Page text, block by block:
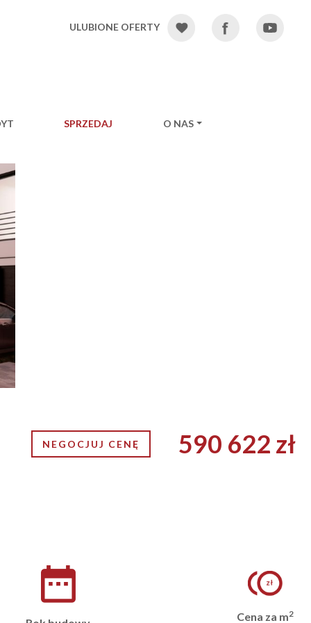
ULUBIONE OFERTY
SPRZEDAJ O NAS
NEGOCJUJ CENĘ 590 622 zł
Cena za m2